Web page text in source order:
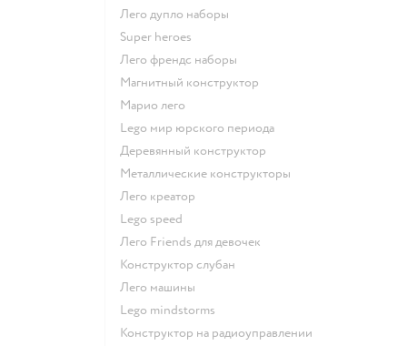
Лего дупло наборы
Super heroes
Лего френдс наборы
Магнитный конструктор
Марио лего
Lego мир юрского периода
Деревянный конструктор
Металлические конструкторы
Лего креатор
Lego speed
Лего Friends для девочек
Конструктор слубан
Лего машины
Lego mindstorms
Конструктор на радиоуправлении